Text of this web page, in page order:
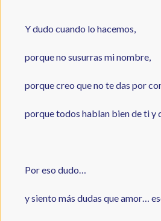
Y dudo cuando lo hacemos,
porque no susurras mi nombre,
porque creo que no te das por
porque todos hablan bien de ti y
Por eso dudo…
y siento más dudas que amor…